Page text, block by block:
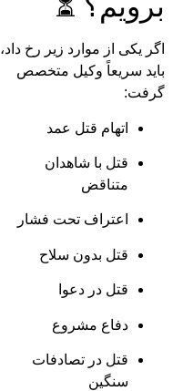
برویم؟ ⏳
اگر یکی از موارد زیر رخ داد،
باید سریعاً وکیل متخصص
گرفت:
اتهام قتل عمد
قتل با شاهدان
متناقض
اعتراف تحت فشار
قتل بدون سلاح
قتل در دعوا
دفاع مشروع
قتل در تصادفات
سنگین